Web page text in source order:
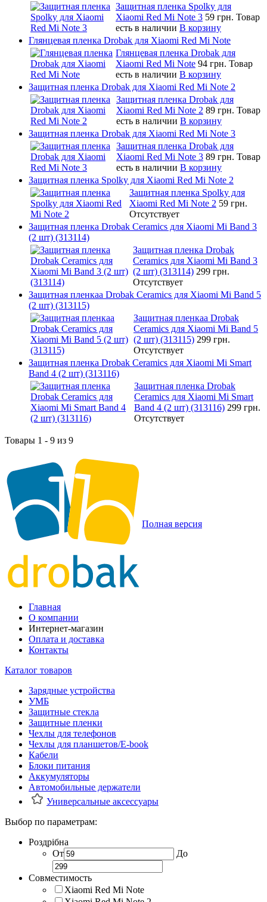
Защитная пленка Spolky для
Xiaomi Red Mi Note 3 59 грн. Товар
есть в наличии В корзину
Глянцевая пленка Drobak для Xiaomi Red Mi Note
Глянцевая пленка Drobak для
Xiaomi Red Mi Note 94 грн. Товар
есть в наличии В корзину
Защитная пленка Drobak для Xiaomi Red Mi Note 2
Защитная пленка Drobak для
Xiaomi Red Mi Note 2 89 грн. Товар
есть в наличии В корзину
Защитная пленка Drobak для Xiaomi Red Mi Note 3
Защитная пленка Drobak для
Xiaomi Red Mi Note 3 89 грн. Товар
есть в наличии В корзину
Защитная пленка Spolky для Xiaomi Red Mi Note 2
Защитная пленка Spolky для
Xiaomi Red Mi Note 2 59 грн.
Отсутствует
Защитная пленка Drobak Ceramics для Xiaomi Mi Band 3
(2 шт) (313114)
Защитная пленка Drobak
Ceramics для Xiaomi Mi Band 3
(2 шт) (313114) 299 грн.
Отсутствует
Защитная пленкаа Drobak Ceramics для Xiaomi Mi Band 5
(2 шт) (313115)
Защитная пленкаа Drobak
Ceramics для Xiaomi Mi Band 5
(2 шт) (313115) 299 грн.
Отсутствует
Защитная пленка Drobak Ceramics для Xiaomi Mi Smart
Band 4 (2 шт) (313116)
Защитная пленка Drobak
Ceramics для Xiaomi Mi Smart
Band 4 (2 шт) (313116) 299 грн.
Отсутствует
Товары 1 - 9 из 9
Полная версия
Главная
О компании
Интернет-магазин
Оплата и доставка
Контакты
Каталог товаров
Зарядные устройства
УМБ
Защитные стекла
Защитные пленки
Чехлы для телефонов
Чехлы для планшетов/E-book
Кабели
Блоки питания
Аккумуляторы
Автомобильные держатели
Универсальные аксессуары
Выбор по параметрам:
Роздрібна
От
До
Совместимость
Xiaomi Red Mi Note